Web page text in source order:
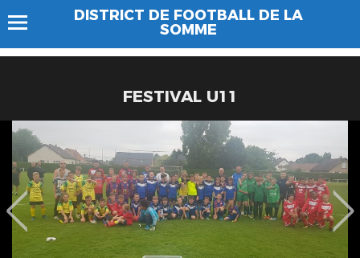
DISTRICT DE FOOTBALL DE LA
SOMME
FESTIVAL U11